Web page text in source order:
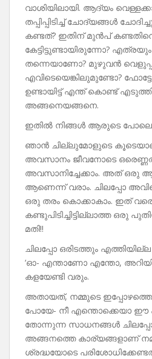
വാശിയിലായി. ആദ്യം
തപ്പിപ്പിടിച്ച് ചോദ്യങ്ങൾ
കണ്ടത്? ഇതിന് മുൻപ്
കേട്ടിട്ടുണ്ടായിരുന്നോ?
തന്നെയാണോ? മുഴുവൻ
എവിടെയെങ്കിലുമുണ്ടോ?
ഉണ്ടായിട്ട് എന്ത് കൊണ്ട്
അങ്ങനെയങ്ങനെ.
ഇതിൽ നിങ്ങൾ ആരുടെ പോലെ
ഞാൻ ചില്ലുമോളുടെ
അവസാനം ജീവനോടെ
അവസാനിച്ചേക്കാം. അത് ഒരു
ആണെന്ന് വരാം. ചിലപ്പോ
ഒരു തരം കൊക്കാകാം. ഇത്
കണ്ടുപിടിച്ചിട്ടില്ലാത്ത ഒരു
മതി!!
ചിലപ്പോ ഒരിടത്തും
‘ഓ- എന്താണോ എന്തോ,
കളയേണ്ടി വരും.
അതായത്, നമ്മുടെ ഇപ്പോഴത്തെ
പോയേ- നീ എന്തൊക്കെയാ ഈ
തോന്നുന്ന സാധനങ്ങൾ ചിലപ്പോ
അങ്ങനത്തെ കാര്യങ്ങളാണ്
ശ്രദ്ധയോടെ